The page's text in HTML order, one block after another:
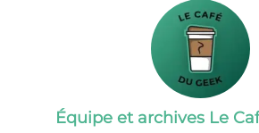
Équipe et archives Le